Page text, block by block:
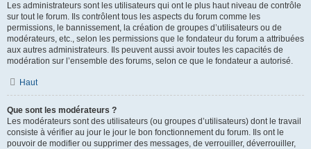
Les administrateurs sont les utilisateurs qui ont le plus haut niveau de contrôle
sur tout le forum. Ils contrôlent tous les aspects du forum comme les
permissions, le bannissement, la création de groupes d’utilisateurs ou de
modérateurs, etc., selon les permissions que le fondateur du forum a attribuées
aux autres administrateurs. Ils peuvent aussi avoir toutes les capacités de
modération sur l’ensemble des forums, selon ce que le fondateur a autorisé.
Haut
Que sont les modérateurs ?
Les modérateurs sont des utilisateurs (ou groupes d’utilisateurs) dont le travail
consiste à vérifier au jour le jour le bon fonctionnement du forum. Ils ont le
pouvoir de modifier ou supprimer des messages, de verrouiller, déverrouiller,